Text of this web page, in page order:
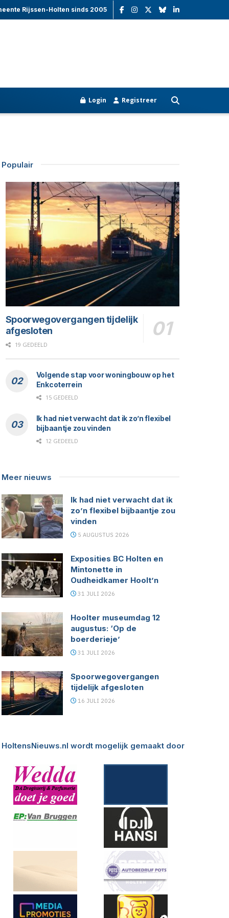
Rijssen-Holten sinds 2005
Login Registreer
Populair
Spoorwegovergangen tijdelijk
afgesloten
19 GEDEELD
Volgende stap voor woningbouw op het
Enkcoterrein
15 GEDEELD
Ik had niet verwacht dat ik zo’n flexibel
bijbaantje zou vinden
12 GEDEELD
Meer nieuws
Ik had niet verwacht dat ik
zo’n flexibel bijbaantje zou
vinden
5 AUGUSTUS 2026
Exposities BC Holten en
Mintonette in
Oudheidkamer Hoolt’n
31 JULI 2026
Hoolter museumdag 12
augustus: ‘Op de
boerderieje’
31 JULI 2026
Spoorwegovergangen
tijdelijk afgesloten
16 JULI 2026
HoltensNieuws.nl wordt mogelijk gemaakt door